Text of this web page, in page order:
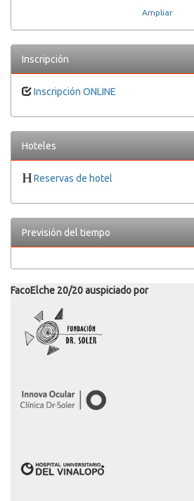
Ampliar
Inscripción
Inscripción ONLINE
Hoteles
Reservas de hotel
Previsión del tiempo
FacoElche 20/20 auspiciado por